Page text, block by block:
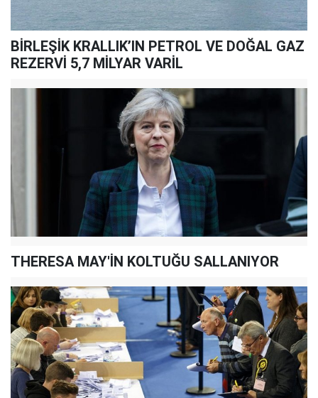
BİRLEŞİK KRALLIK’IN PETROL VE DOĞAL GAZ
REZERVİ 5,7 MİLYAR VARİL
THERESA MAY'İN KOLTUĞU SALLANIYOR